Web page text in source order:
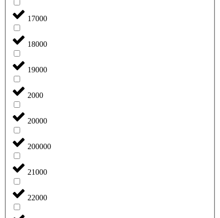
17000
18000
19000
2000
20000
200000
21000
22000